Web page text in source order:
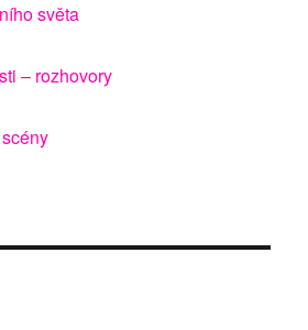
světa
– rozhovory